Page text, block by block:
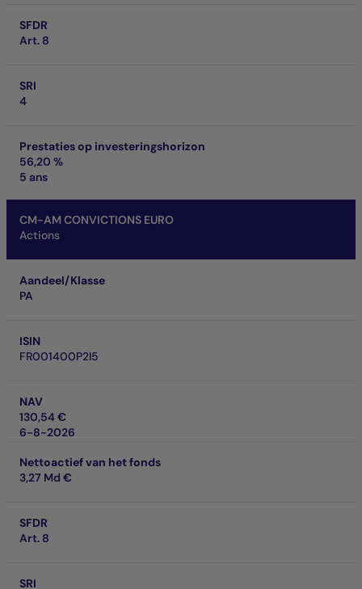
SFDR
Art. 8
SRI
4
Prestaties op investeringshorizon
56,20 %
5 ans
CM-AM CONVICTIONS EURO
Actions
Aandeel/Klasse
PA
ISIN
FR001400P2I5
NAV
130,54 €
6-8-2026
Nettoactief van het fonds
3,27 Md €
SFDR
Art. 8
SRI